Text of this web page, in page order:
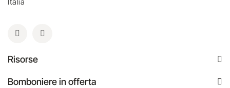
Risorse
Bomboniere in offerta